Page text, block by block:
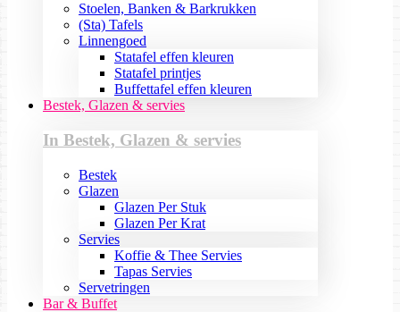
Stoelen, Banken & Barkrukken
(Sta) Tafels
Linnengoed
Statafel effen kleuren
Statafel printjes
Buffettafel effen kleuren
Bestek, Glazen & servies
In Bestek, Glazen & servies
Bestek
Glazen
Glazen Per Stuk
Glazen Per Krat
Servies
Koffie & Thee Servies
Tapas Servies
Servetringen
Bar & Buffet